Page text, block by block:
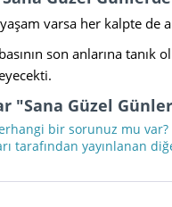
varsa her kalpte de
son anlarına tanık
"Sana Güzel
bir sorunuz mu var?
tarafından yayınlanan